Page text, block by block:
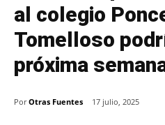
al colegio
Tomelloso
próxima
Por Otras Fuentes 17 julio, 2025